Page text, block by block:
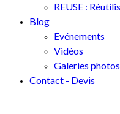
REUSE :
Blog
Evénements
Vidéos
Galeries photos
Contact - Devis